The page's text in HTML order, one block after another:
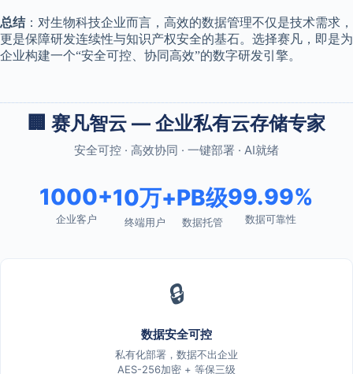
总结：对生物科技企业而言，高效的数据管理不仅是技术需求，
更是保障研发连续性与知识产权安全的基石。选择赛凡，即是为
企业构建一个“安全可控、协同高效”的数字研发引擎。
🏢 赛凡智云 — 企业私有云存储专家
安全可控 · 高效协同 · 一键部署 · AI就绪
1000+
企业客户
10万+
终端用户
PB级
数据托管
99.99%
数据可靠性
🔒
数据安全可控
私有化部署，数据不出企业
AES-256加密 + 等保三级